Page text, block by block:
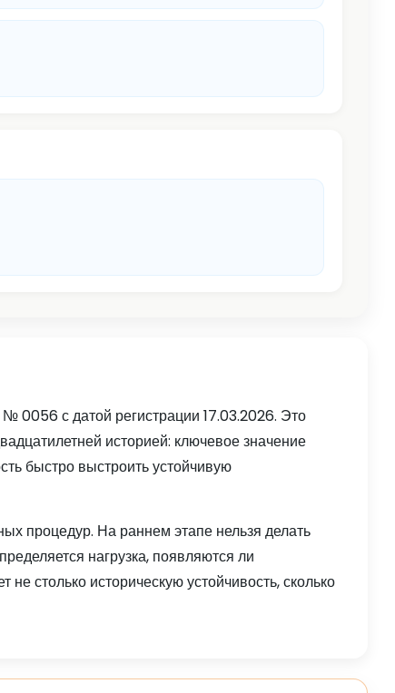
с датой регистрации 17.03.2026. Это
историей: ключевое значение
быстро выстроить устойчивую
процедур. На раннем этапе нельзя делать
нагрузка, появляются ли
столько историческую устойчивость, сколько